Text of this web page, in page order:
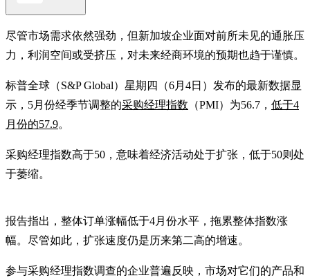
尽管市场需求依然强劲，但新加坡企业面对前所未见的通胀压
力，利润空间或受挤压，对未来经商环境的预期也趋于谨慎。
标普全球（S&P Global）星期四（6月4日）发布的最新数据显
示，5月份经季节调整的采购经理指数 （PMI）为56.7， 低于4
月份的57.9。
采购经理指数高于50，意味着经济活动处于扩张，低于50则处
于萎缩。
报告指出，整体订单涨幅低于4月份水平，拖累整体指数涨
幅。尽管如此，扩张速度仍是历来第二高的增速。
参与采购经理指数调查的企业普遍反映，市场对它们的产品和